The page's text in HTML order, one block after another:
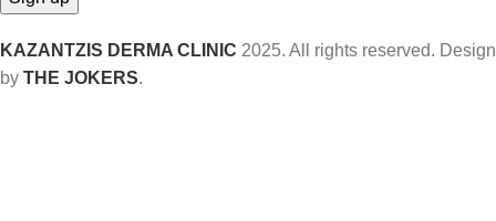
KAZANTZIS DERMA CLINIC 2025. All rights reserved. Design
by THE JOKERS.